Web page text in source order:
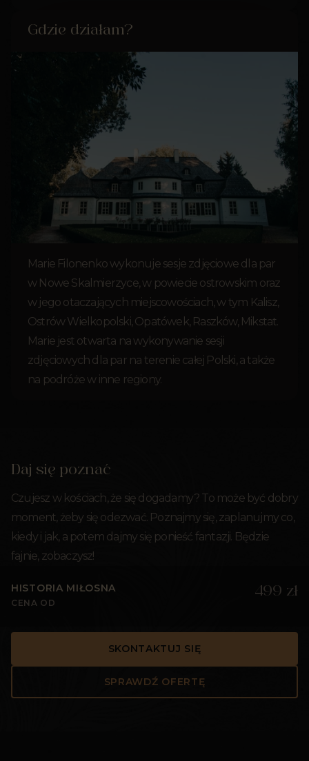
Gdzie działam?
Marie Filonenko wykonuje sesje zdjęciowe dla par
w Nowe Skalmierzyce, w powiecie ostrowskim oraz
w jego otaczających miejscowościach, w tym Kalisz,
Ostrów Wielkopolski, Opatówek, Raszków, Mikstat.
Marie jest otwarta na wykonywanie sesji
zdjęciowych dla par na terenie całej Polski, a także
na podróże w inne regiony.
Daj się poznać
Czujesz w kościach, że się dogadamy? To może być dobry
moment, żeby się odezwać. Poznajmy się, zaplanujmy co,
kiedy i jak, a potem dajmy się ponieść fantazji. Będzie
fajnie, zobaczysz!
HISTORIA MIŁOSNA
CENA OD
499 zł
SKONTAKTUJ SIĘ
SPRAWDŹ OFERTĘ